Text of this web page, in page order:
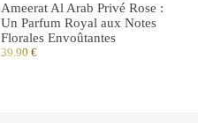
Ameerat Al Arab Privé Rose :
Un Parfum Royal aux Notes
Florales Envoûtantes
39.90€